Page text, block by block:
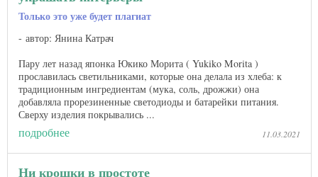
Только это уже будет плагиат
автор: Янина Катрач
Пару лет назад японка Юкико Морита ( Yukiko Morita )
прославилась светильниками, которые она делала из хлеба: к
традиционным ингредиентам (мука, соль, дрожжи) она
добавляла прорезиненные светодиоды и батарейки питания.
Сверху изделия покрывались ...
подробнее 11.03.2021
Ни крошки в простоте